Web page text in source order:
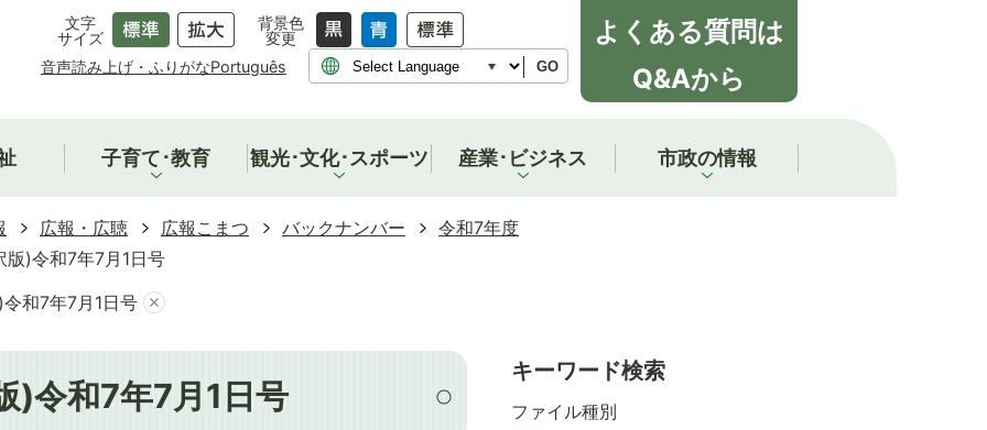
文字
サイズ
背景色
変更
音声読み上げ・ふりがなPortuguês GO
よくある質問は
Q&Aから
子育て･教育 観光･文化･スポーツ 産業･ビジネス 市政の情報
広報・広聴 広報こまつ バックナンバー
令和7年度
版)令和7年7月1日号
和7年7月1日号
)令和7年7月1日号
キーワード検索
ファイル種別